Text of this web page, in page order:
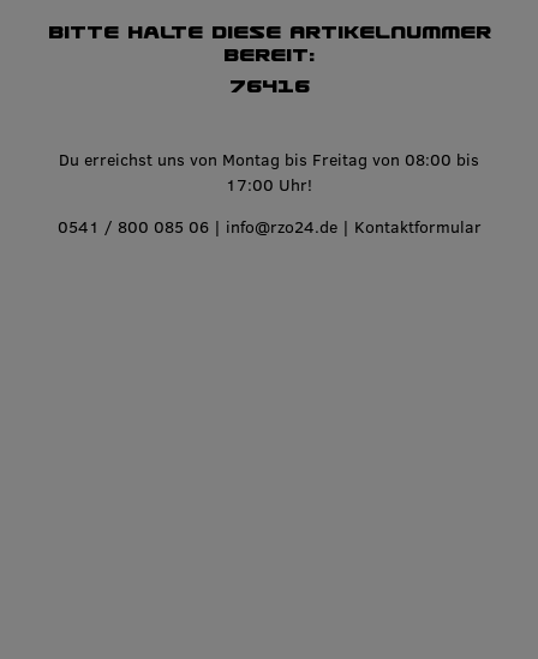
Bitte halte diese Artikelnummer
bereit:
76416
Du erreichst uns von Montag bis Freitag von 08:00 bis
17:00 Uhr!
0541 / 800 085 06| info@rzo24.de| Kontaktformular